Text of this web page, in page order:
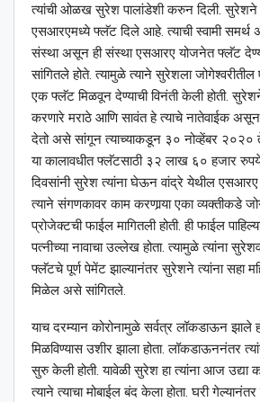
त्यांची ओळख सुरेश पालांडेशी करुन दिली. सुरेशने
एसआरएमध्ये फ्लॅट दिले आहे. त्याची स्वामी समर्थ
संस्था असून ही संस्था एसआरए योजनेत फ्लॅट
सांगितले होते. त्यामुळे त्याने सुरेशला
एक फ्लॅट मिळवून देण्याची विनंती केली होती.
करणारे मराठे आणि सावंत हे त्याचे नातेवाईक
देतो असे सांगून त्याच्याकडून ३० नोव्हेंबर
या कालावधीत फ्लॅटसाठी ३२ लाख ६० हजार
दिवसांनी सुरेश त्यांना घेऊन वांद्रे येथील एसआरए
त्याने संगणकावर काम करणार्‍या एका व्यक्तीकडे
प्रोजेक्टची फाईल मागितली होती. ही फाईल
पत्नीच्या नावाचा उल्लेख होता. त्यामुळे त्यांना
फ्लॅटचे पूर्ण पेमेंट झाल्यानंतर सुरेशने त्यांना सहा
मिळेल असे सांगितले.
याच दरम्यान कोरोनामुळे सर्वत्र लॉकडाऊन झाले
मिळविण्यास उशीर झाला होता. लॉकडाऊननंतर
सुरु केली होती. यावेळी सुरेश हा त्यांना आज उद्या
त्याने त्याचा मोबाईल बंद केला होता. घरी